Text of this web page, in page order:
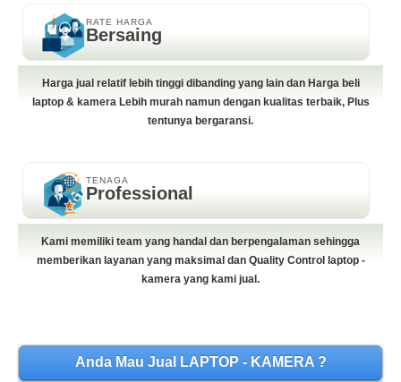
RATE HARGA
Bersaing
Harga jual relatif lebih tinggi dibanding yang lain dan Harga beli
laptop & kamera Lebih murah namun dengan kualitas terbaik, Plus
tentunya bergaransi.
TENAGA
Professional
Kami memiliki team yang handal dan berpengalaman sehingga
memberikan layanan yang maksimal dan Quality Control laptop -
kamera yang kami jual.
Anda Mau Jual LAPTOP - KAMERA ?